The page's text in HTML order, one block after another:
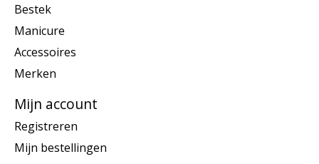
Bestek
Manicure
Accessoires
Merken
Mijn account
Registreren
Mijn bestellingen